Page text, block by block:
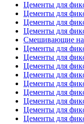
Цементы для
Цементы для
Цементы для
Цементы для
Смешивающие
Цементы для
Цементы для
Цементы для
Цементы для
Цементы для
Цементы для
Цементы для
Цементы для
Цементы для